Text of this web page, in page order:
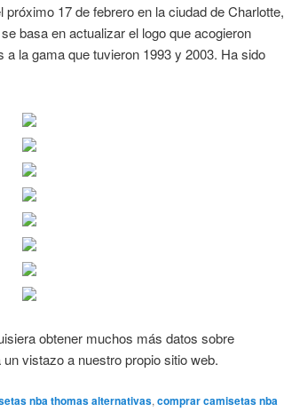
17 de febrero en la ciudad de Charlotte,
basa en actualizar el logo que acogieron
la gama que tuvieron 1993 y 2003. Ha sido
obtener muchos más datos sobre
vistazo a nuestro propio sitio web.
nba thomas alternativas, comprar camisetas nba